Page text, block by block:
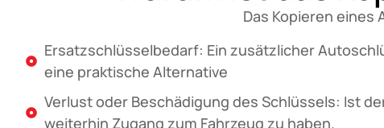
Das Kopieren
Ersatzschlüsselbedarf: Ein zusätzlicher
eine praktische Alternative
Verlust oder Beschädigung des Schlüssels: Ist
weiterhin Zugang zum Fahrzeug zu haben.